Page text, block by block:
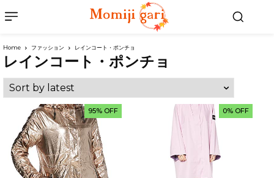
Home ファッション レインコート・ポンチョ
レインコート・ポンチョ
95% OFF 0% OFF